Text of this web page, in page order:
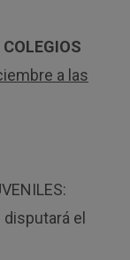
a las
disputará el